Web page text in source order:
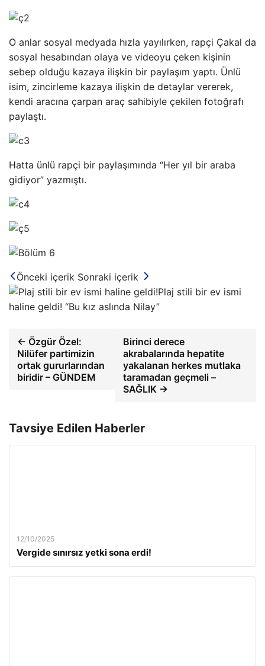
O anlar sosyal medyada hızla yayılırken, rapçi Çakal da
sosyal hesabından olaya ve videoyu çeken kişinin
sebep olduğu kazaya ilişkin bir paylaşım yaptı. Ünlü
isim, zincirleme kazaya ilişkin de detaylar vererek,
kendi aracına çarpan araç sahibiyle çekilen fotoğrafı
paylaştı.
Hatta ünlü rapçi bir paylaşımında “Her yıl bir araba
gidiyor” yazmıştı.
Önceki içerik Sonraki içerik
Plaj stili bir ev ismi
haline geldi! “Bu kız aslında Nilay”
← Özgür Özel:
Nilüfer partimizin
ortak gururlarından
biridir – GÜNDEM
Birinci derece
akrabalarında hepatite
yakalanan herkes mutlaka
taramadan geçmeli –
SAĞLIK →
Tavsiye Edilen Haberler
12/10/2025
Vergide sınırsız yetki sona erdi!